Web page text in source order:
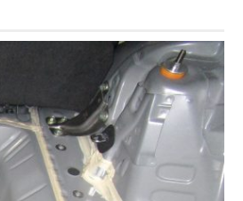
た
m(__)m”